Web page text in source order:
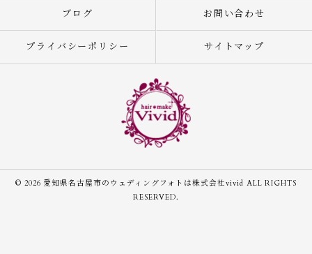
ブログ お問い合わせ
プライバシーポリシー サイトマップ
© 2026 愛知県名古屋市のウェディングフォトは株式会社vivid ALL RIGHTS
RESERVED.